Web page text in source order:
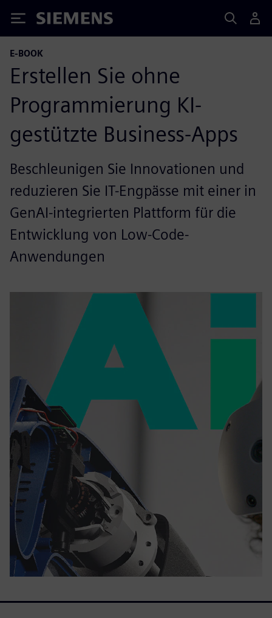
Siemens
E-BOOK
Erstellen Sie ohne
Programmierung KI-
gestützte Business-Apps
Beschleunigen Sie Innovationen und
reduzieren Sie IT-Engpässe mit einer in
GenAI-integrierten Plattform für die
Entwicklung von Low-Code-
Anwendungen